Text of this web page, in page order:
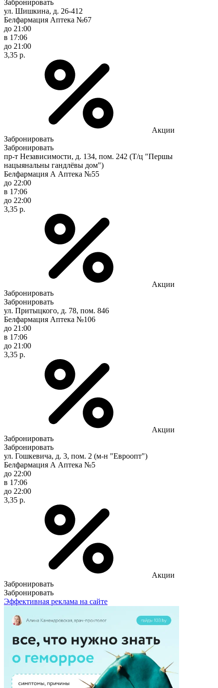
Забронировать
ул. Шишкина, д. 26-412
Белфармация Аптека №67
до 21:00
в 17:06
до 21:00
3,35 р.
Акции
Забронировать
Забронировать
пр-т Независимости, д. 134, пом. 242 (Т/ц "Першы
нацыянальны гандлёвы дом")
Белфармация А Аптека №55
до 22:00
в 17:06
до 22:00
3,35 р.
Акции
Забронировать
Забронировать
ул. Притыцкого, д. 78, пом. 846
Белфармация Аптека №106
до 21:00
в 17:06
до 21:00
3,35 р.
Акции
Забронировать
Забронировать
ул. Гошкевича, д. 3, пом. 2 (м-н "Евроопт")
Белфармация А Аптека №5
до 22:00
в 17:06
до 22:00
3,35 р.
Акции
Забронировать
Забронировать
Эффективная реклама на сайте